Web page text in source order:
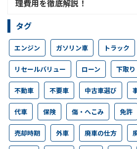
理費用を徹底解説！
タグ
エンジン ガソリン車 トラック
リセールバリュー ローン 下取り
不動車 不要車 中古車選び
代車 保険 傷・へこみ 免許
売却時期 外車 廃車の仕方